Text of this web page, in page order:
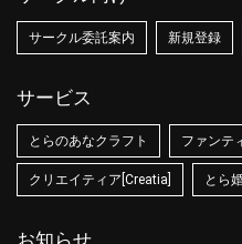
サークル委託案内 新規登録
サービス
とらのあなクラフト ファンテ
クリエイティア[Creatia] とら